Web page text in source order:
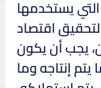
يستخدمها
اقتصاد
يجب أن يكون
إنتاجه وما